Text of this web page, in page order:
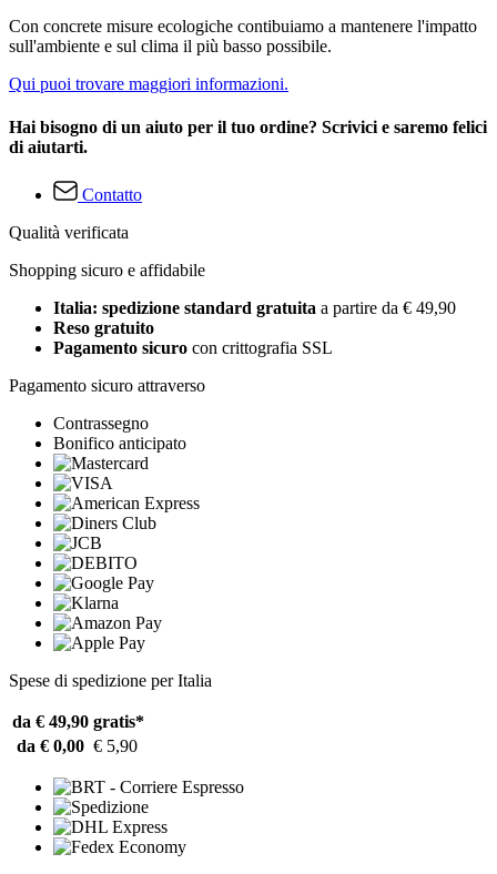
Con concrete misure ecologiche contibuiamo a mantenere l'impatto
sull'ambiente e sul clima il più basso possibile.
Qui puoi trovare maggiori informazioni.
Hai bisogno di un aiuto per il tuo ordine? Scrivici e saremo felici
di aiutarti.
Contatto
Qualità verificata
Shopping sicuro e affidabile
Italia: spedizione standard gratuita a partire da € 49,90
Reso gratuito
Pagamento sicuro con crittografia SSL
Pagamento sicuro attraverso
Contrassegno
Bonifico anticipato
Spese di spedizione per Italia
da € 49,90 gratis*
da € 0,00 € 5,90